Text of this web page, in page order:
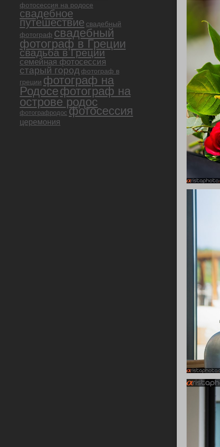
фотосессия на родосе
свадебное
путешествие свадебный
фотограф свадебный
фотограф в Греции
свадьба в Греции
семейная фотосессия
старый город фотограф в
греции фотограф на
Родосефотограф на
острове родос
фотографродос фотосессия
церемония